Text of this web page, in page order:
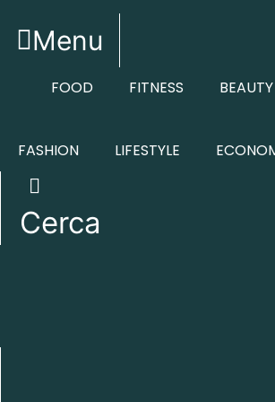
contenutoMenu
FOOD FITNESS
FASHION LIFESTYLE
Cerca